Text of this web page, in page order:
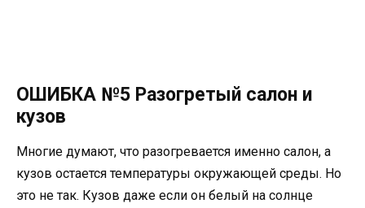
ОШИБКА №5 Разогретый салон и
кузов
Многие думают, что разогревается именно салон, а
кузов остается температуры окружающей среды. Но
это не так. Кузов даже если он белый на солнце